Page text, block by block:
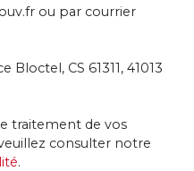
ou par courrier
Bloctel, CS 61311, 41013
traitement de vos
consulter notre
.